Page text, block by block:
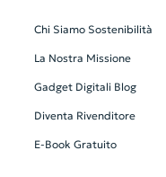
Chi Siamo Sostenibilità
La Nostra Missione
Gadget Digitali Blog
Diventa Rivenditore
E-Book Gratuito